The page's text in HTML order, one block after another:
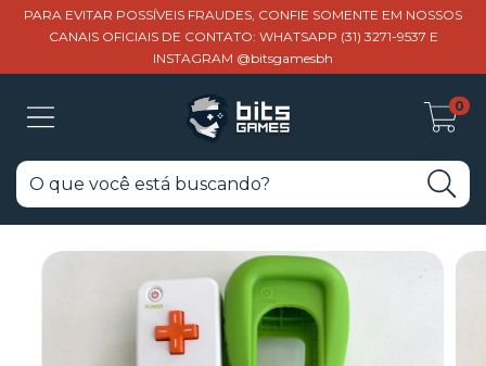
PARA EVITAR POSSÍVEIS FRAUDES, CONFIE SOMENTE EM NOSSOS
CANAIS OFICIAIS DE CONTATO: WHATSAPP (31) 3271-9537 E
INSTAGRAM @bitsgamesbh
0